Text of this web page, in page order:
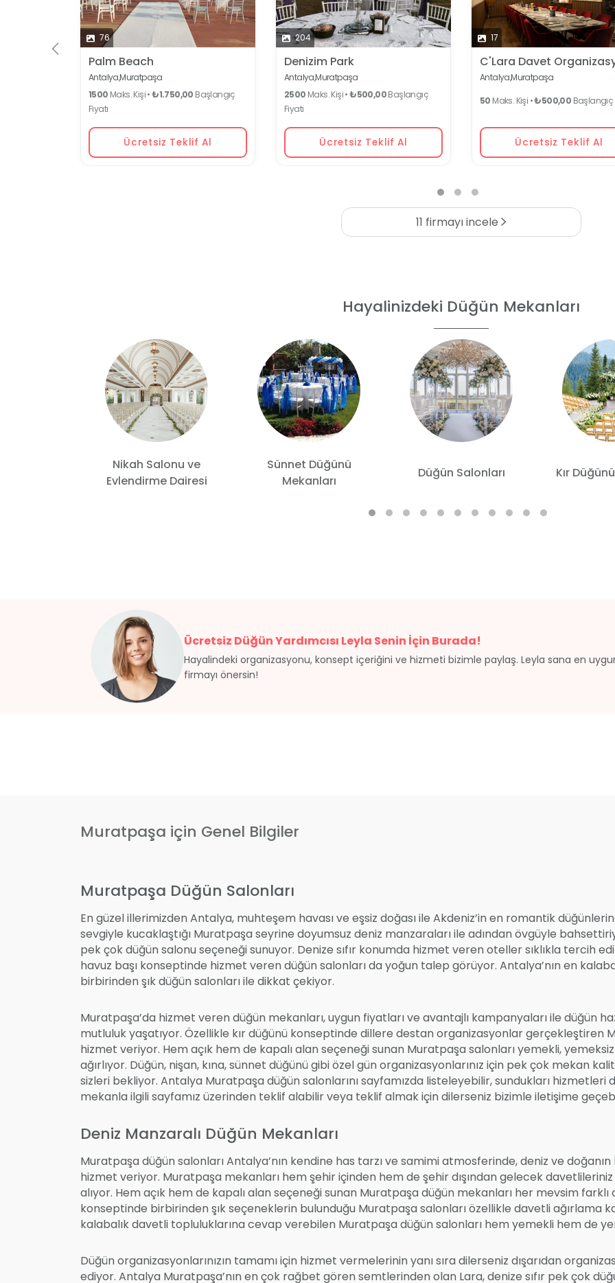
76
Palm Beach
Antalya,Muratpaşa
1500 Maks. Kişi •₺1.750,00 Başlangıç
Fiyatı
Ücretsiz Teklif Al
204
Denizim Park
Antalya,Muratpaşa
2500 Maks. Kişi •₺500,00Başlangıç
Fiyatı
Ücretsiz Teklif Al
17
C'Lara Davet
Antalya,Muratpaşa
50 Maks. Kişi •₺500,00 Başlangıç
Ücretsiz Teklif Al
11 firmayı incele
Hayalinizdeki Düğün Mekanları
Nikah Salonu ve
Evlendirme Dairesi
Sünnet Düğünü
Mekanları
Düğün Salonları Kır
Ücretsiz Düğün Yardımcısı Leyla Senin İçin Burada!
Hayalindeki organizasyonu, konsept içeriğini ve hizmeti bizimle paylaş. Leyla sana en
firmayı önersin!
Muratpaşa için Genel Bilgiler
Muratpaşa Düğün Salonları
En güzel illerimizden Antalya, muhteşem havası ve eşsiz doğası ile Akdeniz’in en romantik
sevgiyle kucaklaştığı Muratpaşa seyrine doyumsuz deniz manzaraları ile adından övgüyle
pek çok düğün salonu seçeneği sunuyor. Denize sıfır konumda hizmet veren oteller sıklıkla tercih
havuz başı konseptinde hizmet veren düğün salonları da yoğun talep görüyor. Antalya’nın en
birbirinden şık düğün salonları ile dikkat çekiyor.
Muratpaşa’da hizmet veren düğün mekanları, uygun fiyatları ve avantajlı kampanyaları ile düğün
mutluluk yaşatıyor. Özellikle kır düğünü konseptinde dillere destan organizasyonlar gerçekleştiren
hizmet veriyor. Hem açık hem de kapalı alan seçeneği sunan Muratpaşa salonları yemekli,
ağırlıyor. Düğün, nişan, kına, sünnet düğünü gibi özel gün organizasyonlarınız için pek çok mekan
sizleri bekliyor. Antalya Muratpaşa düğün salonlarını sayfamızda listeleyebilir, sundukları hizmetleri
mekanla ilgili sayfamız üzerinden teklif alabilir veya teklif almak için dilerseniz bizimle iletişime
Deniz Manzaralı Düğün Mekanları
Muratpaşa düğün salonları Antalya’nın kendine has tarzı ve samimi atmosferinde, deniz ve
hizmet veriyor. Muratpaşa mekanları hem şehir içinden hem de şehir dışından gelecek
alıyor. Hem açık hem de kapalı alan seçeneği sunan Muratpaşa düğün mekanları her mevsim farklı
konseptinde birbirinden şık seçeneklerin bulunduğu Muratpaşa salonları özellikle davetli ağırlama
kalabalık davetli topluluklarına cevap verebilen Muratpaşa düğün salonları hem yemekli hem de
Düğün organizasyonlarınızın tamamı için hizmet vermelerinin yanı sıra dilerseniz dışarıdan
ediyor. Antalya Muratpaşa’nın en çok rağbet gören semtlerinden olan Lara, denize sıfır pek çok